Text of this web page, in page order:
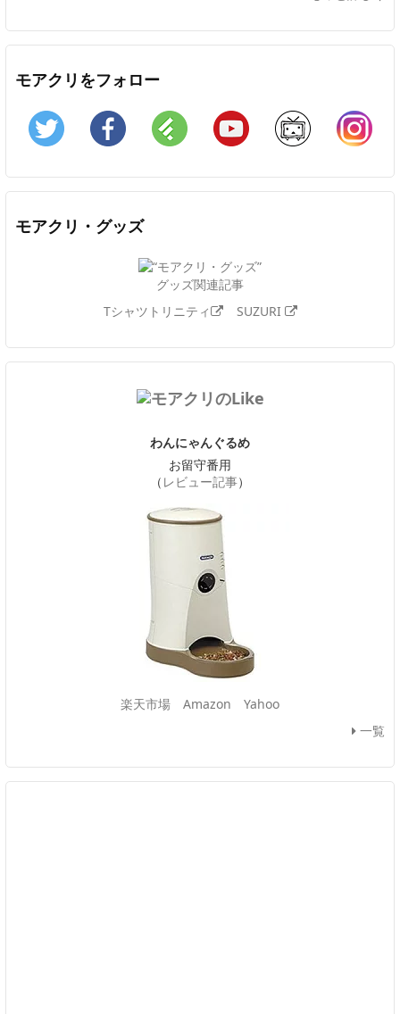
モアクリをフォロー
Twitter Facebook Feedly YouTube ニコニコ動画
モアクリ・グッズ
グッズ関連記事
Tシャツトリニティ
SUZURI
わんにゃんぐるめ
お留守番用
（ レビュー記事）
楽天市場 Amazon
Yahoo
一覧